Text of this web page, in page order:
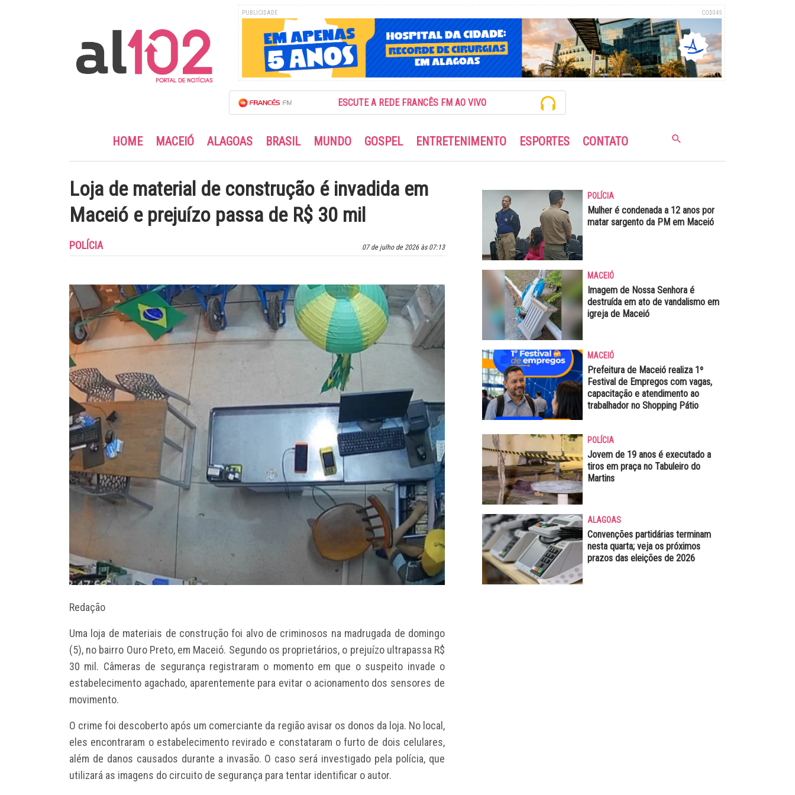
PUBLICIDADE COD345
ESCUTE A REDE FRANCÊS FM AO VIVO
HOME MACEIÓ ALAGOAS BRASIL MUNDO GOSPEL ENTRETENIMENTO ESPORTES CONTATO
Loja de material de construção é invadida em
Maceió e prejuízo passa de R$ 30 mil
07 de julho de 2026 às 07:13
POLÍCIA
Redação
Uma loja de materiais de construção foi alvo de criminosos na madrugada de domingo
(5), no bairro Ouro Preto, em Maceió. Segundo os proprietários, o prejuízo ultrapassa R$
30 mil. Câmeras de segurança registraram o momento em que o suspeito invade o
estabelecimento agachado, aparentemente para evitar o acionamento dos sensores de
movimento.
O crime foi descoberto após um comerciante da região avisar os donos da loja. No local,
eles encontraram o estabelecimento revirado e constataram o furto de dois celulares,
além de danos causados durante a invasão. O caso será investigado pela polícia, que
utilizará as imagens do circuito de segurança para tentar identificar o autor.
POLÍCIA
Mulher é condenada a 12 anos por
matar sargento da PM em Maceió
MACEIÓ
Imagem de Nossa Senhora é
destruída em ato de vandalismo em
igreja de Maceió
MACEIÓ
Prefeitura de Maceió realiza 1º
Festival de Empregos com vagas,
capacitação e atendimento ao
trabalhador no Shopping Pátio
POLÍCIA
Jovem de 19 anos é executado a
tiros em praça no Tabuleiro do
Martins
ALAGOAS
Convenções partidárias terminam
nesta quarta; veja os próximos
prazos das eleições de 2026